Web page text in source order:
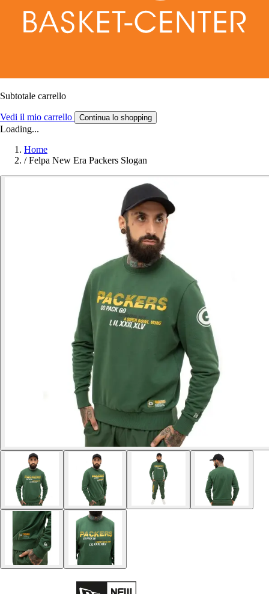
Subtotale carrello
Vedi il mio carrello Continua lo shopping
Loading...
Home
/ Felpa New Era Packers Slogan